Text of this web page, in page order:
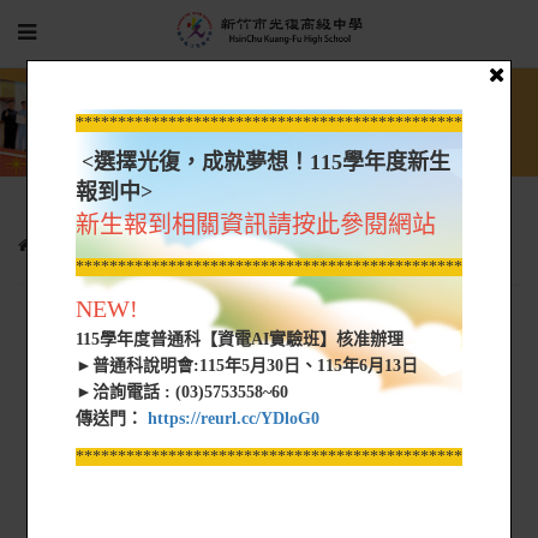
新生專區 招生行事曆
*****************************************************
<選擇光復，成就夢想！115學年度新生
報到中>
新生報到相關資訊請按此參閱網站
*****************************************************
NEW!
115學年度普通科【資電AI實驗班】核准辦理
►普通科說明會:115年5月30日、115年6月13日
►洽詢電話 : (03)5753558~60
傳送門： https://reurl.cc/YDloG0
*****************************************************